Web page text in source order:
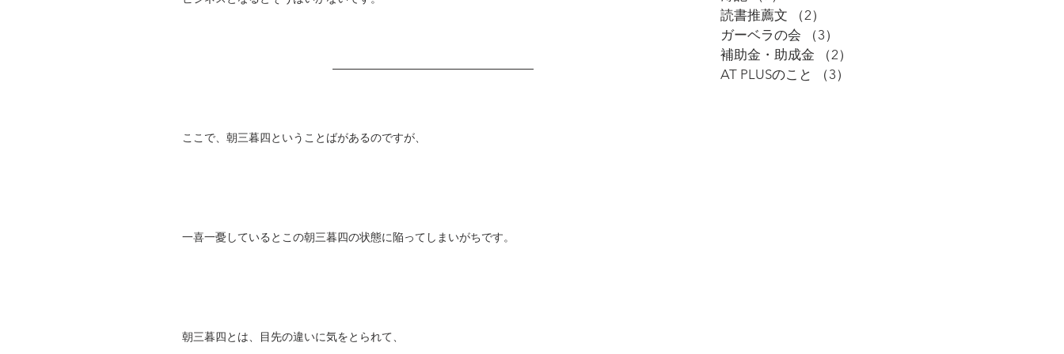
ここで、朝三暮四ということばがあるのですが、
一喜一憂しているとこの朝三暮四の状態に陥ってしまいがちです。
朝三暮四とは、目先の違いに気をとられて、
読書推薦文
（2）
ガーベラの会
（3）
補助金・助成金
（2）
AT PLUSのこと
（3）